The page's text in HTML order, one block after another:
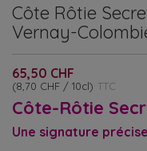
Côte Rôtie
Vernay-
65,50 CHF
(8,70 CHF / 10cl) TTC
Côte-Rôtie
Une signature